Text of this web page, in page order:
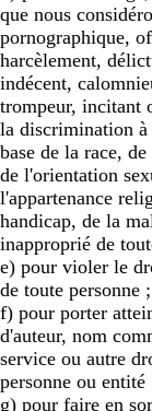
que nous
pornographique,
harcèlement,
indécent,
trompeur, incitant
la discrimination à
base de la race,
de l'orientation
l'appartenance
handicap, de la
inapproprié de
e) pour violer le
de toute personne ;
f) pour porter
d'auteur, nom
service ou autre
personne ou entité
g) pour faire en